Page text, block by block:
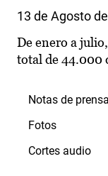
13 de Agosto
De enero a
total de 44.000
Notas de prensa
Fotos
Cortes audio